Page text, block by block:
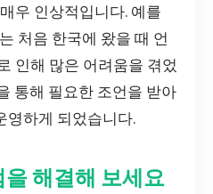
우 인상적입니다. 예를
처음 한국에 왔을 때 언
인해 많은 어려움을 겪었
통해 필요한 조언을 받아
영하게 되었습니다.
해결해 보세요